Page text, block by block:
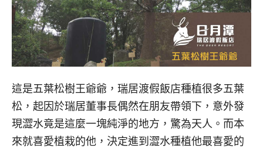
這是五葉松樹王爺爺，瑞居渡假飯店種植很多五葉
松，起因於瑞居董事長偶然在朋友帶領下，意外發
現澀水竟是這麼一塊純淨的地方，驚為天人。而本
來就喜愛植栽的他，決定進到澀水種植他最喜愛的